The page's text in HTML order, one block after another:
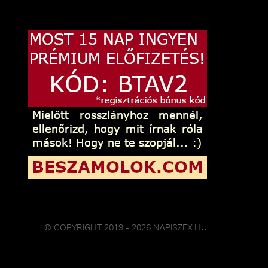
© COPYRIGHT 2019 - 2026 NAPISZEX.HU